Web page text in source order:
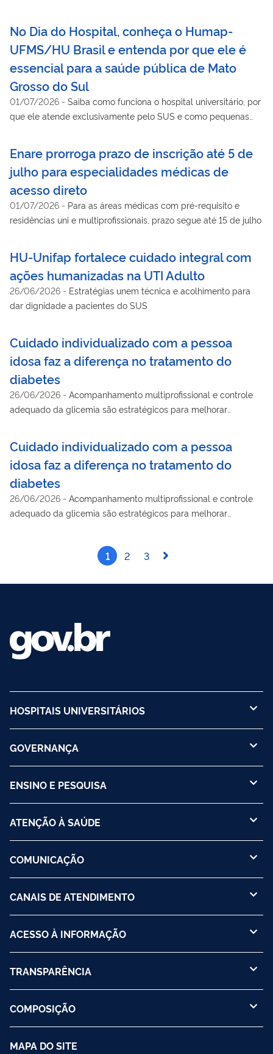
No Dia do Hospital, conheça o Humap-
UFMS/HU Brasil e entenda por que ele é
essencial para a saúde pública de Mato
Grosso do Sul
01/07/2026 - Saiba como funciona o hospital universitário, por
que ele atende exclusivamente pelo SUS e como pequenas
Enare prorroga prazo de inscrição até 5 de
julho para especialidades médicas de
acesso direto
01/07/2026 - Para as áreas médicas com pré-requisito e
residências uni e multiprofissionais, prazo segue até 15 de julho
HU-Unifap fortalece cuidado integral com
ações humanizadas na UTI Adulto
26/06/2026 - Estratégias unem técnica e acolhimento para
dar dignidade a pacientes do SUS
Cuidado individualizado com a pessoa
idosa faz a diferença no tratamento do
diabetes
26/06/2026 - Acompanhamento multiprofissional e controle
adequado da glicemia são estratégicos para melhorar
Cuidado individualizado com a pessoa
idosa faz a diferença no tratamento do
diabetes
26/06/2026 - Acompanhamento multiprofissional e controle
adequado da glicemia são estratégicos para melhorar
1 2 3
HOSPITAIS UNIVERSITÁRIOS
GOVERNANÇA
ENSINO E PESQUISA
ATENÇÃO À SAÚDE
COMUNICAÇÃO
CANAIS DE ATENDIMENTO
ACESSO À INFORMAÇÃO
TRANSPARÊNCIA
COMPOSIÇÃO
MAPA DO SITE